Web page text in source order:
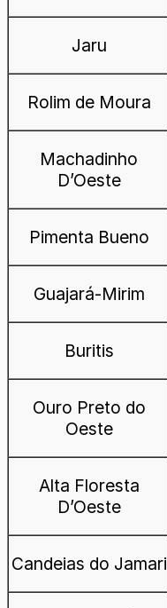
Jaru
Rolim de Moura
Machadinho
D’Oeste
Pimenta Bueno
Guajará-Mirim
Buritis
Ouro Preto do
Oeste
Alta Floresta
D’Oeste
Candeias do Jamari